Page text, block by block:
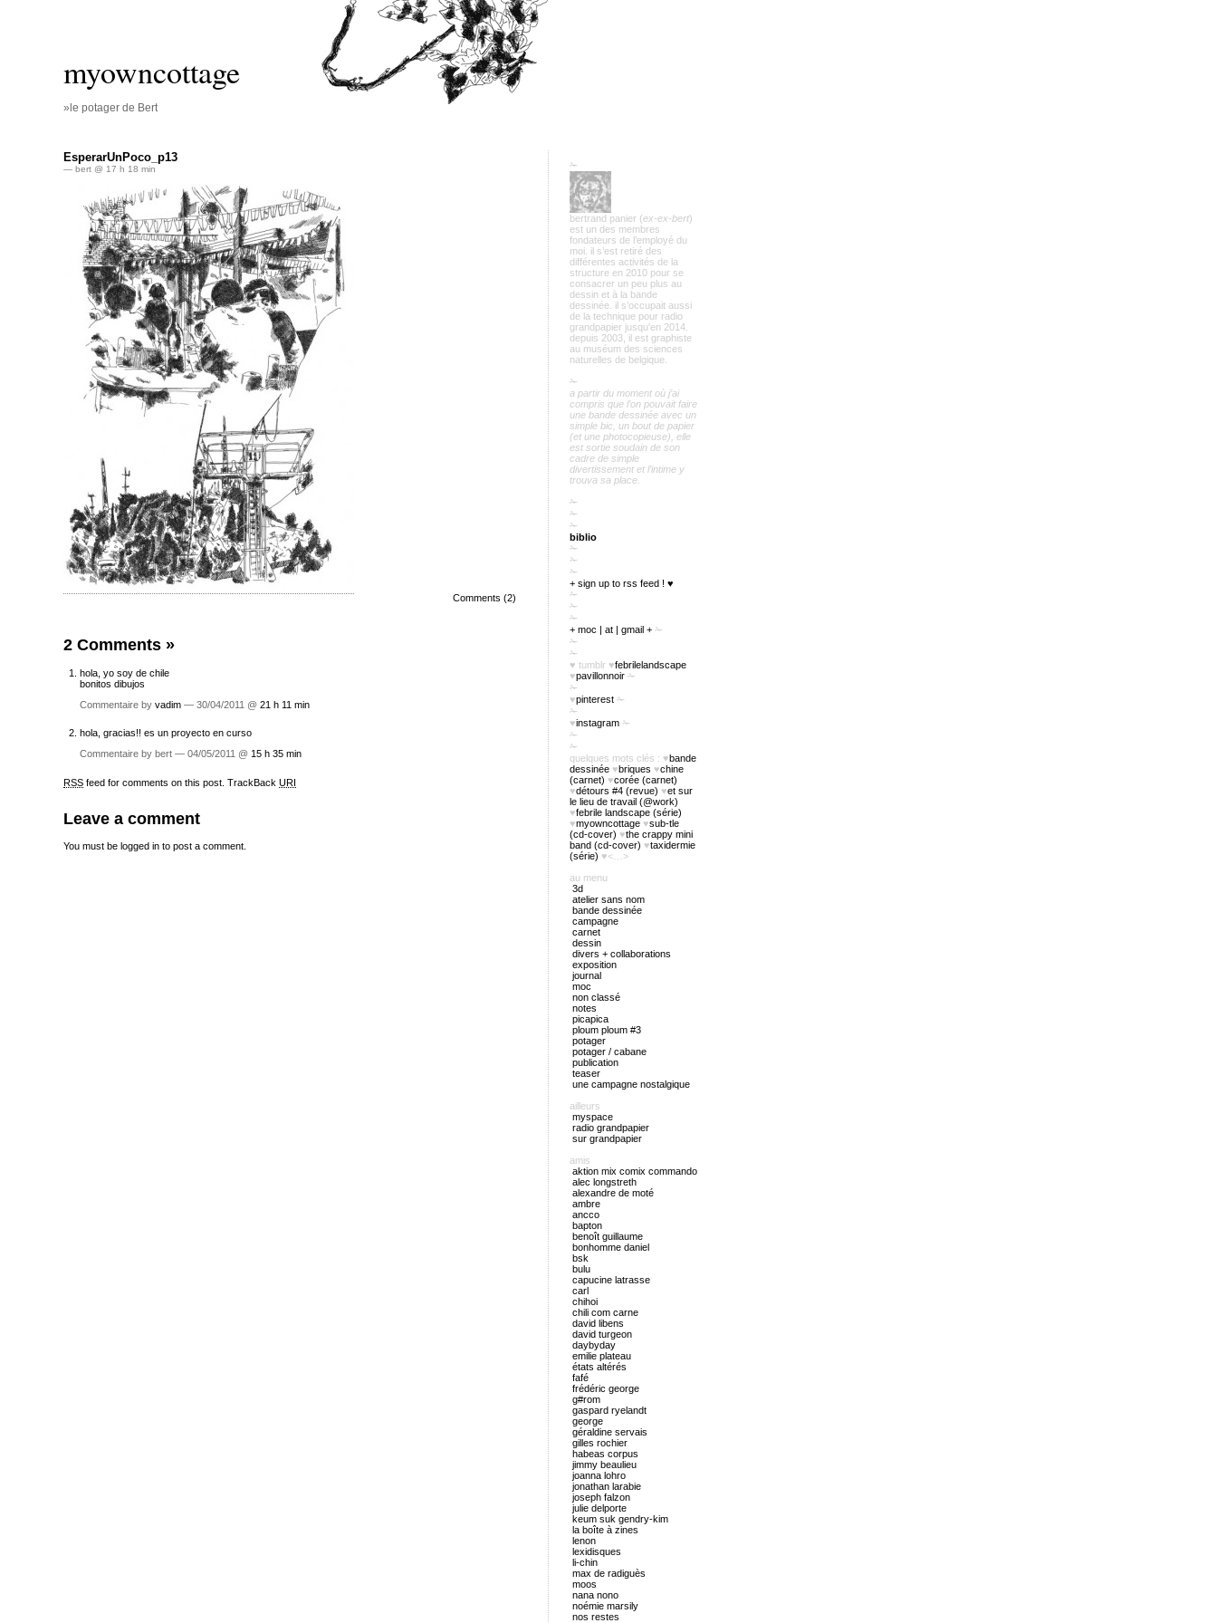
myowncottage
»le potager de Bert
EsperarUnPoco_p13
— bert @ 17 h 18 min
Comments (2)
2 Comments »
hola, yo soy de chile
bonitos dibujos
Commentaire by vadim — 30/04/2011 @ 21 h 11 min
hola, gracias!! es un proyecto en curso
Commentaire by bert — 04/05/2011 @ 15 h 35 min
RSS feed for comments on this post. TrackBack URI
Leave a comment
You must be logged in to post a comment.
✁
bertrand panier (ex-ex-bert)
est un des membres
fondateurs de l’employé du
moi. il s’est retiré des
différentes activités de la
structure en 2010 pour se
consacrer un peu plus au
dessin et à la bande
dessinée. il s’occupait aussi
de la technique pour radio
grandpapier jusqu'en 2014.
depuis 2003, il est graphiste
au muséum des sciences
naturelles de belgique.
✁
a partir du moment où j’ai
compris que l’on pouvait faire
une bande dessinée avec un
simple bic, un bout de papier
(et une photocopieuse), elle
est sortie soudain de son
cadre de simple
divertissement et l’intime y
trouva sa place.
✁
✁
✁
biblio
✁
✁
✁
+ sign up to rss feed ! ♥
✁
✁
✁
+ moc | at | gmail + ✁
✁
✁
♥ tumblr ♥febrilelandscape
♥pavillonnoir ✁
✁
♥pinterest ✁
✁
♥instagram ✁
✁
✁
quelques mots clés : ♥bande
dessinée ♥briques ♥chine
(carnet) ♥corée (carnet)
♥détours #4 (revue) ♥et sur
le lieu de travail (@work)
♥febrile landscape (série)
♥myowncottage ♥sub-tle
(cd-cover) ♥the crappy mini
band (cd-cover) ♥taxidermie
(série) ♥<…>
au menu
3d
atelier sans nom
bande dessinée
campagne
carnet
dessin
divers + collaborations
exposition
journal
moc
non classé
notes
picapica
ploum ploum #3
potager
potager / cabane
publication
teaser
une campagne nostalgique
ailleurs
myspace
radio grandpapier
sur grandpapier
amis
aktion mix comix commando
alec longstreth
alexandre de moté
ambre
ancco
bapton
benoît guillaume
bonhomme daniel
bsk
bulu
capucine latrasse
carl
chihoi
chili com carne
david libens
david turgeon
daybyday
emilie plateau
états altérés
fafé
frédéric george
g#rom
gaspard ryelandt
george
géraldine servais
gilles rochier
habeas corpus
jimmy beaulieu
joanna lohro
jonathan larabie
joseph falzon
julie delporte
keum suk gendry-kim
la boîte à zines
lenon
lexidisques
li-chin
max de radiguès
moos
nana nono
noémie marsily
nos restes